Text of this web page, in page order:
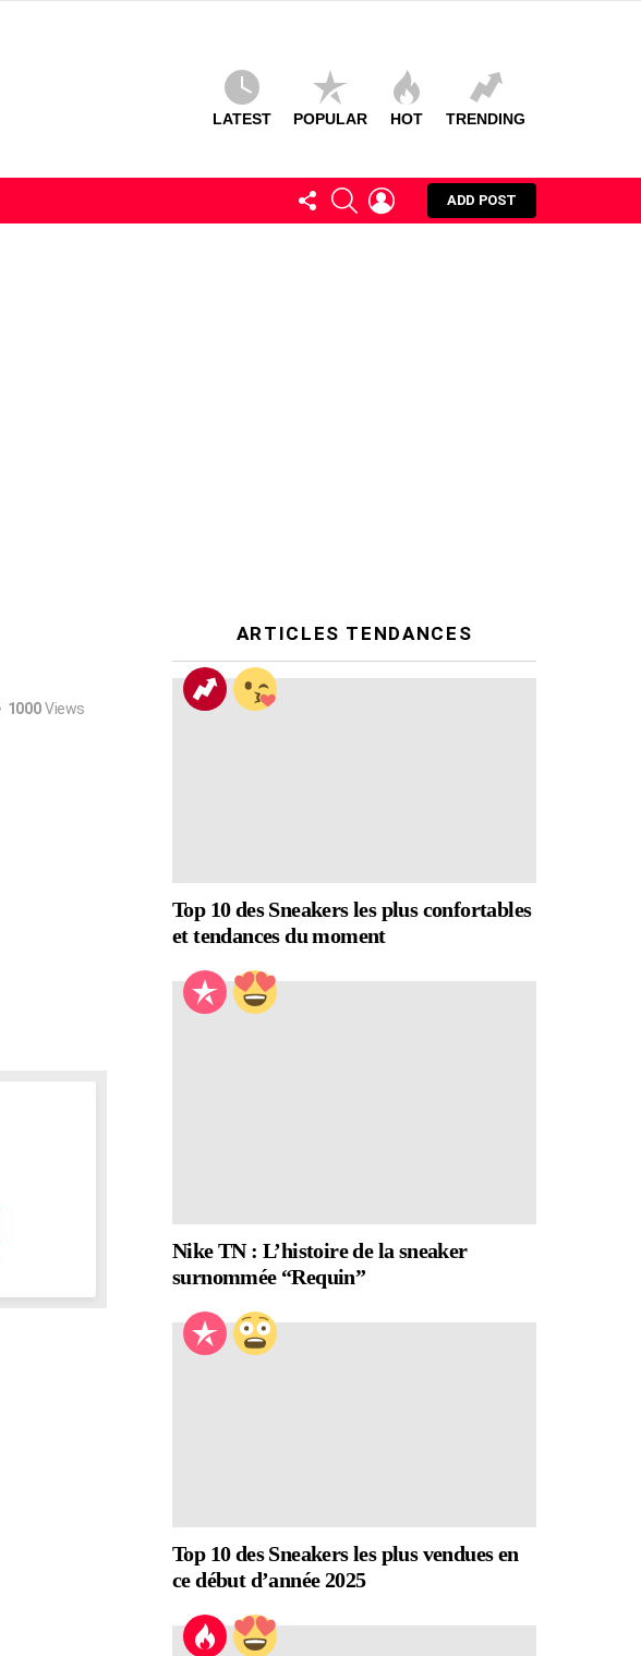
LATEST POPULAR HOT TRENDING
FOLLOW
US
SEARCHLOGIN
ADD POST
1000 Views
ARTICLES TENDANCES
Top 10 des Sneakers les plus confortables
et tendances du moment
Nike TN : L’histoire de la sneaker
surnommée “Requin”
Top 10 des Sneakers les plus vendues en
ce début d’année 2025